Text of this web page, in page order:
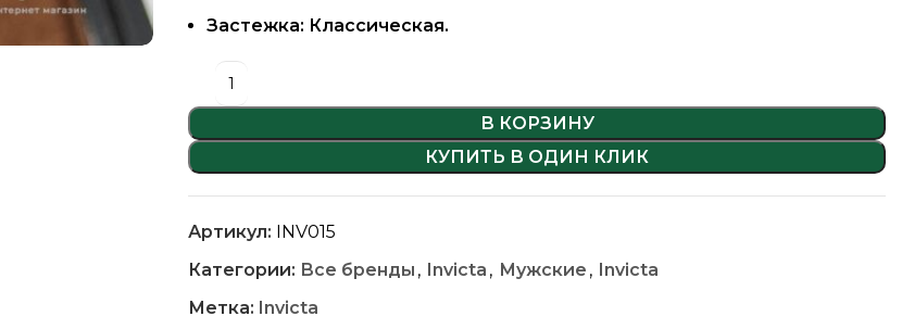
Застежка: Классическая.
В КОРЗИНУ
КУПИТЬ В ОДИН КЛИК
Артикул:
INV015
Категории: Все бренды , Invicta , Мужские ,
Invicta
Метка: Invicta